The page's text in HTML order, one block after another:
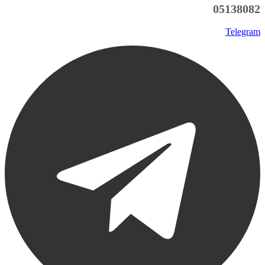
05138082
Telegram